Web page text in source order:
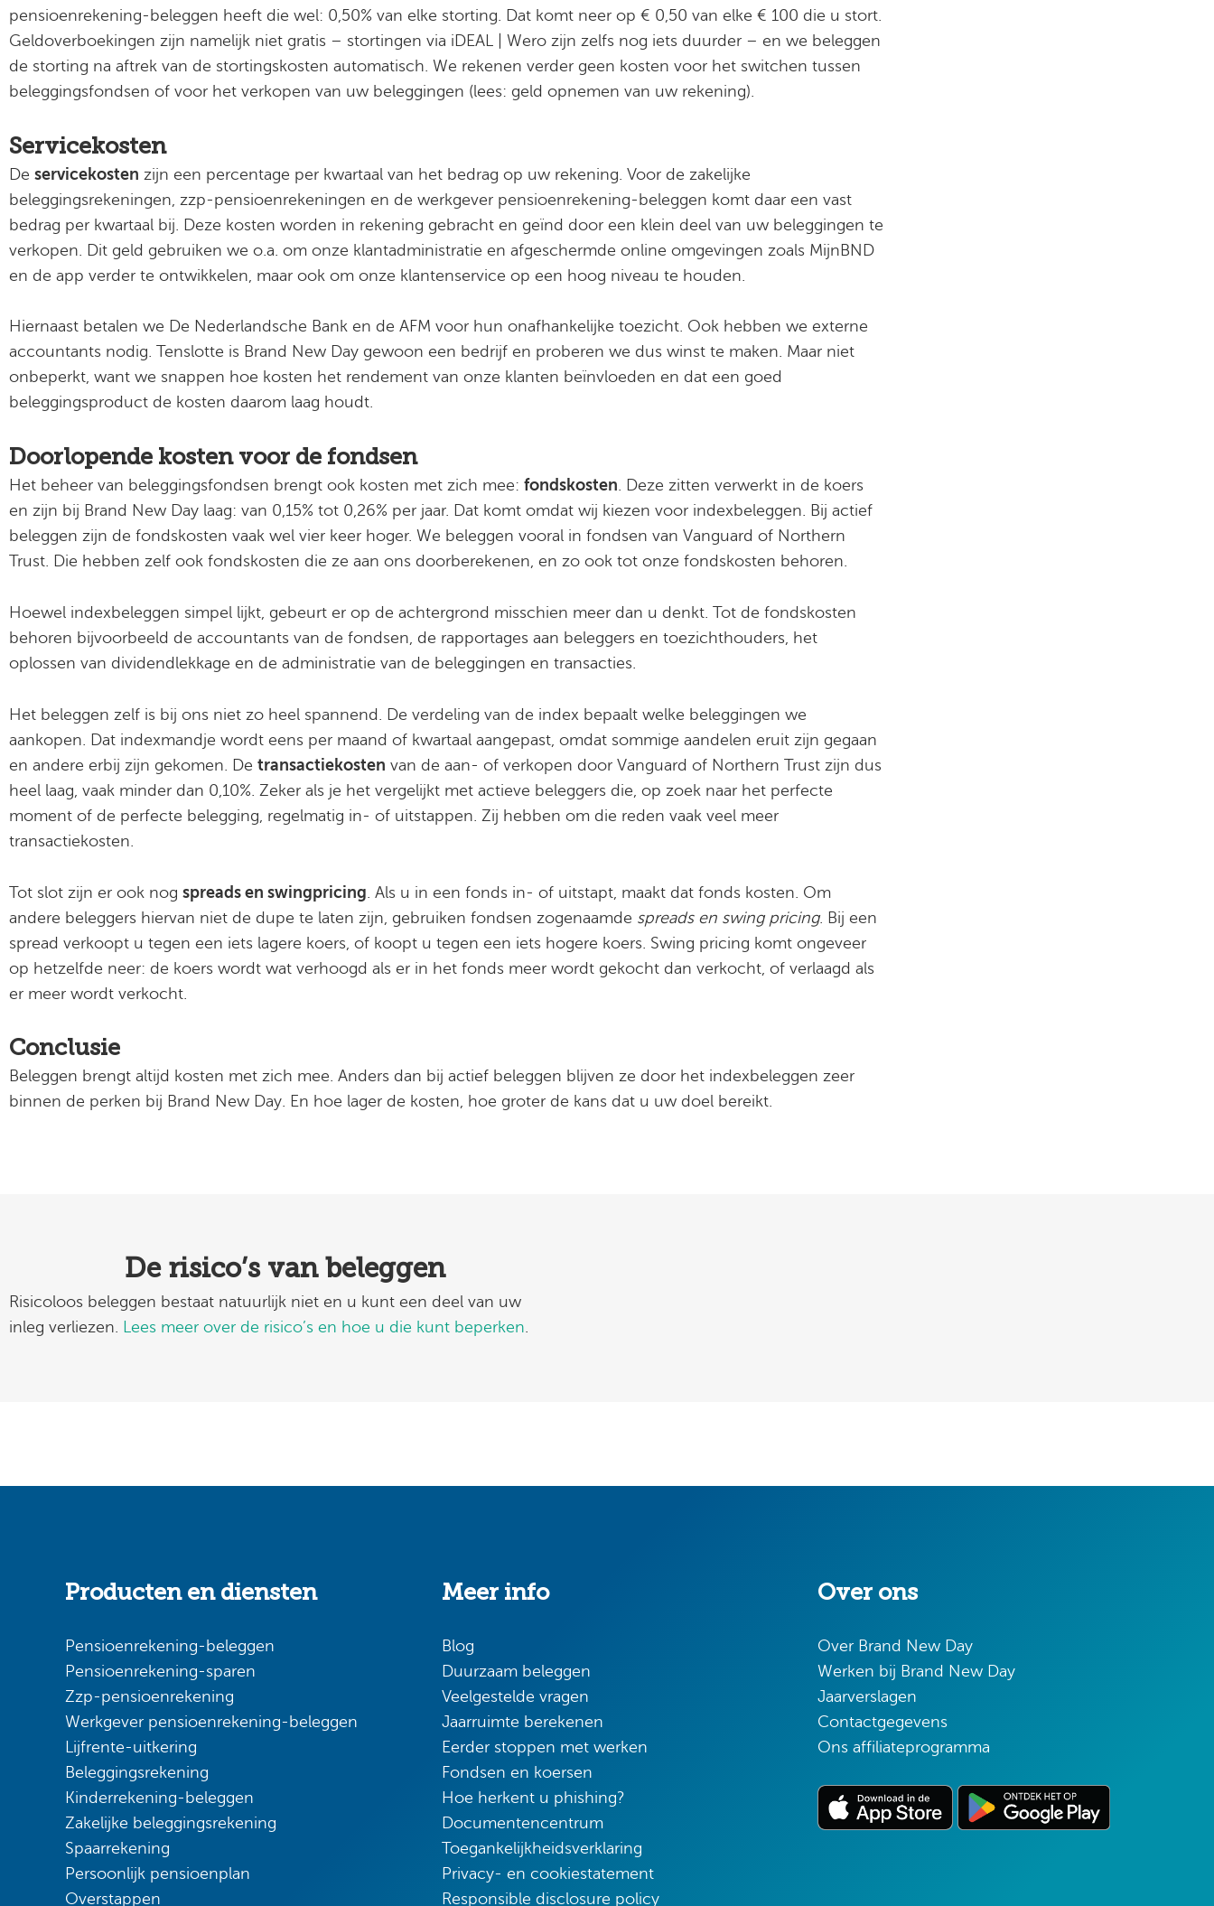
pensioenrekening-beleggen heeft die wel: 0,50% van elke storting. Dat komt neer op € 0,50 van elke € 100 die u stort.
Geldoverboekingen zijn namelijk niet gratis – stortingen via iDEAL | Wero zijn zelfs nog iets duurder – en we beleggen
de storting na aftrek van de stortingskosten automatisch. We rekenen verder geen kosten voor het switchen tussen
beleggingsfondsen of voor het verkopen van uw beleggingen (lees: geld opnemen van uw rekening).
Servicekosten
De servicekosten zijn een percentage per kwartaal van het bedrag op uw rekening. Voor de zakelijke
beleggingsrekeningen, zzp-pensioenrekeningen en de werkgever pensioenrekening-beleggen komt daar een vast
bedrag per kwartaal bij. Deze kosten worden in rekening gebracht en geïnd door een klein deel van uw beleggingen te
verkopen. Dit geld gebruiken we o.a. om onze klantadministratie en afgeschermde online omgevingen zoals MijnBND
en de app verder te ontwikkelen, maar ook om onze klantenservice op een hoog niveau te houden.
Hiernaast betalen we De Nederlandsche Bank en de AFM voor hun onafhankelijke toezicht. Ook hebben we externe
accountants nodig. Tenslotte is Brand New Day gewoon een bedrijf en proberen we dus winst te maken. Maar niet
onbeperkt, want we snappen hoe kosten het rendement van onze klanten beïnvloeden en dat een goed
beleggingsproduct de kosten daarom laag houdt.
Doorlopende kosten voor de fondsen
Het beheer van beleggingsfondsen brengt ook kosten met zich mee: fondskosten. Deze zitten verwerkt in de koers
en zijn bij Brand New Day laag: van 0,15% tot 0,26% per jaar. Dat komt omdat wij kiezen voor indexbeleggen. Bij actief
beleggen zijn de fondskosten vaak wel vier keer hoger. We beleggen vooral in fondsen van Vanguard of Northern
Trust. Die hebben zelf ook fondskosten die ze aan ons doorberekenen, en zo ook tot onze fondskosten behoren.
Hoewel indexbeleggen simpel lijkt, gebeurt er op de achtergrond misschien meer dan u denkt. Tot de fondskosten
behoren bijvoorbeeld de accountants van de fondsen, de rapportages aan beleggers en toezichthouders, het
oplossen van dividendlekkage en de administratie van de beleggingen en transacties.
Het beleggen zelf is bij ons niet zo heel spannend. De verdeling van de index bepaalt welke beleggingen we
aankopen. Dat indexmandje wordt eens per maand of kwartaal aangepast, omdat sommige aandelen eruit zijn gegaan
en andere erbij zijn gekomen. De transactiekosten van de aan- of verkopen door Vanguard of Northern Trust zijn dus
heel laag, vaak minder dan 0,10%. Zeker als je het vergelijkt met actieve beleggers die, op zoek naar het perfecte
moment of de perfecte belegging, regelmatig in- of uitstappen. Zij hebben om die reden vaak veel meer
transactiekosten.
Tot slot zijn er ook nog spreads en swingpricing . Als u in een fonds in- of uitstapt, maakt dat fonds kosten. Om
andere beleggers hiervan niet de dupe te laten zijn, gebruiken fondsen zogenaamde spreads en swing pricing. Bij een
spread verkoopt u tegen een iets lagere koers, of koopt u tegen een iets hogere koers. Swing pricing komt ongeveer
op hetzelfde neer: de koers wordt wat verhoogd als er in het fonds meer wordt gekocht dan verkocht, of verlaagd als
er meer wordt verkocht.
Conclusie
Beleggen brengt altijd kosten met zich mee. Anders dan bij actief beleggen blijven ze door het indexbeleggen zeer
binnen de perken bij Brand New Day. En hoe lager de kosten, hoe groter de kans dat u uw doel bereikt.
De risico’s van beleggen
Risicoloos beleggen bestaat natuurlijk niet en u kunt een deel van uw
inleg verliezen. Lees meer over de risico’s en hoe u die kunt beperken.
Producten en diensten
Pensioenrekening-beleggen
Pensioenrekening-sparen
Zzp-pensioenrekening
Werkgever pensioenrekening-beleggen
Lijfrente-uitkering
Beleggingsrekening
Kinderrekening-beleggen
Zakelijke beleggingsrekening
Spaarrekening
Persoonlijk pensioenplan
Overstappen
Meer info
Blog
Duurzaam beleggen
Veelgestelde vragen
Jaarruimte berekenen
Eerder stoppen met werken
Fondsen en koersen
Hoe herkent u phishing?
Documentencentrum
Toegankelijkheidsverklaring
Privacy- en cookiestatement
Responsible disclosure policy
Over ons
Over Brand New Day
Werken bij Brand New Day
Jaarverslagen
Contactgegevens
Ons affiliateprogramma